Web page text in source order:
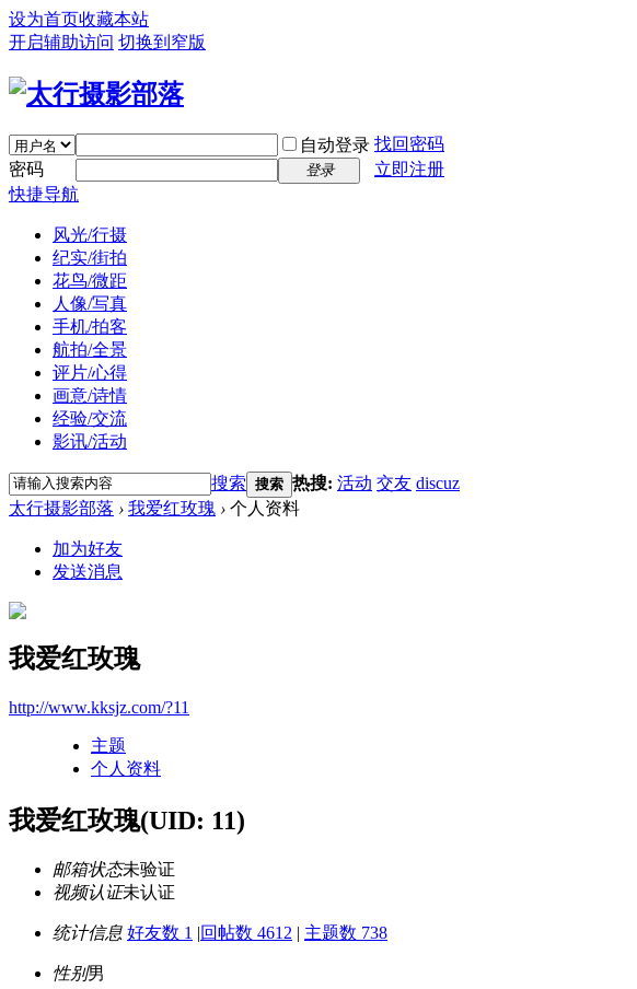
设为首页收藏本站
开启辅助访问 切换到窄版
自动登录 找回密码
密码
登录
立即注册
快捷导航
风光/行摄
纪实/街拍
花鸟/微距
人像/写真
手机/拍客
航拍/全景
评片/心得
画意/诗情
经验/交流
影讯/活动
搜索 搜索 热搜: 活动 交友 discuz
太行摄影部落 › 我爱红玫瑰 › 个人资料
加为好友
发送消息
我爱红玫瑰
http://www.kksjz.com/?11
主题
个人资料
我爱红玫瑰(UID: 11)
邮箱状态未验证
视频认证未认证
统计信息 好友数 1 |回帖数 4612 | 主题数 738
性别男